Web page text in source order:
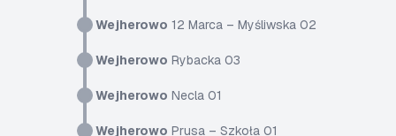
Wejherowo 12 Marca – Myśliwska 02
Wejherowo Rybacka 03
Wejherowo Necla 01
Wejherowo Prusa – Szkoła 01